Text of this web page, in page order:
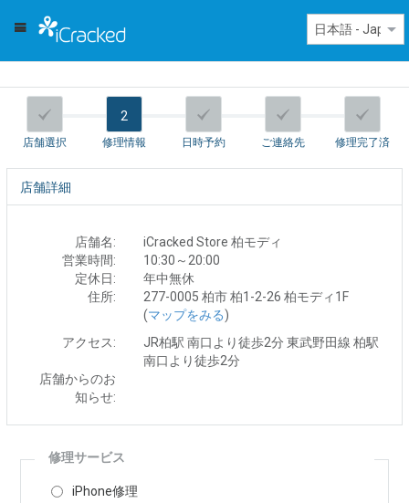
店舗選択
2
修理情報 日時予約 ご連絡先 修理完了済
店舗詳細
店舗名:
iCracked Store 柏モディ
営業時間:
10:30～20:00
定休日:
年中無休
住所:
277-0005 柏市 柏1-2-26 柏モディ1F
(マップをみる)
アクセス:
JR柏駅 南口より徒歩2分 東武野田線 柏駅
南口より徒歩2分
店舗からのお
知らせ:
修理サービス
iPhone修理